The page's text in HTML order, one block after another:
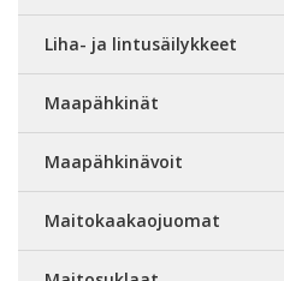
Liha- ja lintusäilykkeet
Maapähkinät
Maapähkinävoit
Maitokaakaojuomat